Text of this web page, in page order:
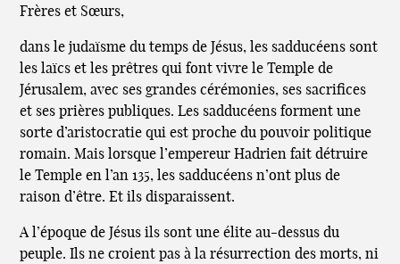
Frères et Sœurs,
dans le judaïsme du temps de Jésus, les sadducéens sont
les laïcs et les prêtres qui font vivre le Temple de
Jérusalem, avec ses grandes cérémonies, ses sacrifices
et ses prières publiques. Les sadducéens forment une
sorte d’aristocratie qui est proche du pouvoir politique
romain. Mais lorsque l’empereur Hadrien fait détruire
le Temple en l’an 135, les sadducéens n’ont plus de
raison d’être. Et ils disparaissent.
A l’époque de Jésus ils sont une élite au-dessus du
peuple. Ils ne croient pas à la résurrection des morts, ni